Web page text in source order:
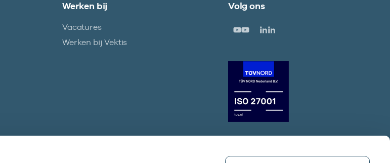
Werken bij
Vacatures
Werken bij Vektis
Volg ons